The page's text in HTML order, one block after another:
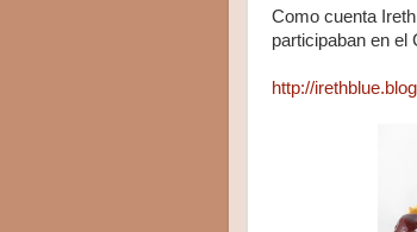
Como cuenta
participaban en el
http://